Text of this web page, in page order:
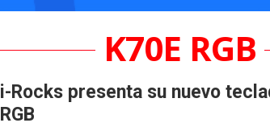
K70E RGB
i-Rocks presenta su nuevo
RGB